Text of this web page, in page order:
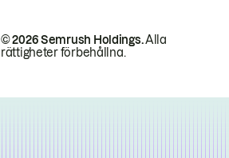
© 2026 Semrush Holdings.Alla
rättigheter förbehållna.